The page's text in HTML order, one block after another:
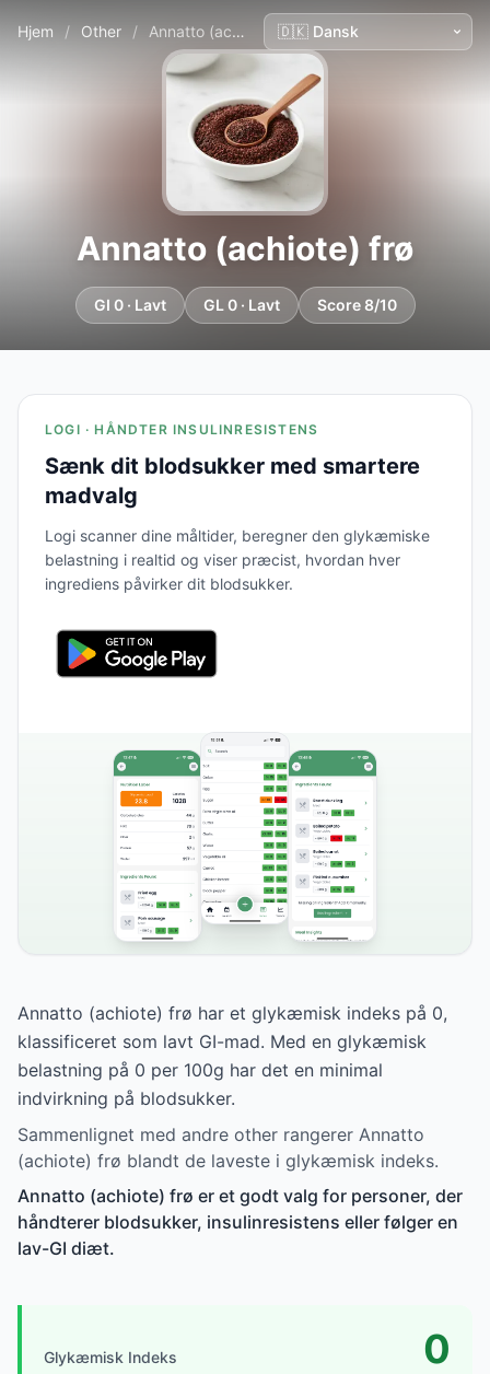
Hjem / Other / Annatto (achiote) frø
Annatto (achiote) frø
GI 0 · Lavt GL 0 · Lavt Score 8/10
LOGI · HÅNDTER INSULINRESISTENS
Sænk dit blodsukker med smartere
madvalg
Logi scanner dine måltider, beregner den glykæmiske
belastning i realtid og viser præcist, hvordan hver
ingrediens påvirker dit blodsukker.
Annatto (achiote) frø har et glykæmisk indeks på 0,
klassificeret som lavt GI-mad. Med en glykæmisk
belastning på 0 per 100g har det en minimal
indvirkning på blodsukker.
Sammenlignet med andre other rangerer Annatto
(achiote) frø blandt de laveste i glykæmisk indeks.
Annatto (achiote) frø er et godt valg for personer, der
håndterer blodsukker, insulinresistens eller følger en
lav-GI diæt.
Glykæmisk Indeks 0